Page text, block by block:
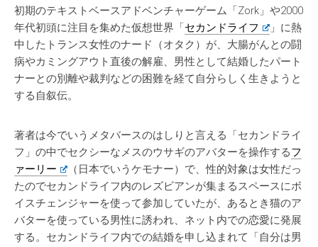
初期のテキストベースアドベンチャーゲーム「Zork」や2000
年代初頭に注目を集めた仮想世界「セカンドライフ
」に熱
中したトランス女性のナード（オタク）が、大腸がんとの闘
病やカミングアウト直後の解雇、男性として結婚したパート
ナーとの別離や裁判などの困難を経て自分らしく生きようと
する自叙伝。
著者は今でいうメタバースのはしりと言える「セカンドライ
フ」の中でセクシーなメスのウサギのアバターを操作するフ
ァーリー
（日本でいうケモナー）で、性的対象は女性だっ
たのでセカンドライフ内のレズビアンが集まるスペースにボ
イスチェンジャーを使って参加していたが、あるとき猫のア
バターを使っている男性に誘われ、ネット内での恋愛に発展
する。セカンドライフ内での結婚を申し込まれて「自分は男